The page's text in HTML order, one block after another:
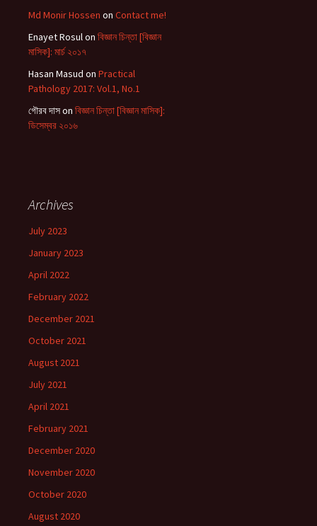
Md Monir Hossen on Contact me!
Enayet Rosulon বিজ্ঞান চিন্তা [বিজ্ঞান
মাসিক]: মার্চ ২০১৭
Hasan Masud on Practical
Pathology 2017: Vol.1, No.1
গৌরব দাসon বিজ্ঞান চিন্তা [বিজ্ঞান মাসিক]:
ডিসেম্বর ২০১৬
Archives
July 2023
January 2023
April 2022
February 2022
December 2021
October 2021
August 2021
July 2021
April 2021
February 2021
December 2020
November 2020
October 2020
August 2020